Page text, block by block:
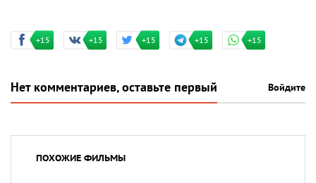
+15 +15 +15 +15 +15
Нет комментариев, оставьте первый Войдите
ПОХОЖИЕ ФИЛЬМЫ